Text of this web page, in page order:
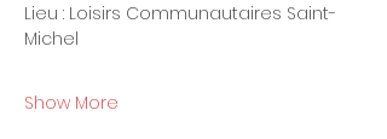
Lieu : Loisirs Communautaires Saint-
Michel
Show More